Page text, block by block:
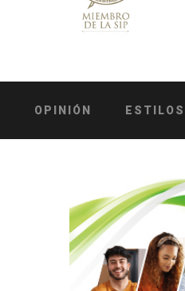
OPINIÓN ESTILOS